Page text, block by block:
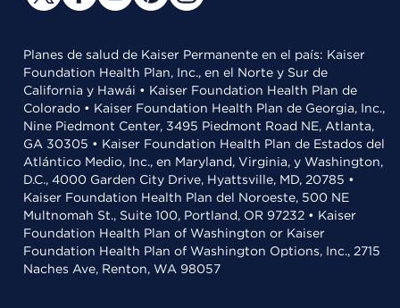
Planes de salud de Kaiser Permanente en el país: Kaiser
Foundation Health Plan, Inc., en el Norte y Sur de
California y Hawái • Kaiser Foundation Health Plan de
Colorado • Kaiser Foundation Health Plan de Georgia, Inc.,
Nine Piedmont Center, 3495 Piedmont Road NE, Atlanta,
GA 30305 • Kaiser Foundation Health Plan de Estados del
Atlántico Medio, Inc., en Maryland, Virginia, y Washington,
D.C., 4000 Garden City Drive, Hyattsville, MD, 20785 •
Kaiser Foundation Health Plan del Noroeste, 500 NE
Multnomah St., Suite 100, Portland, OR 97232 • Kaiser
Foundation Health Plan of Washington or Kaiser
Foundation Health Plan of Washington Options, Inc., 2715
Naches Ave, Renton, WA 98057